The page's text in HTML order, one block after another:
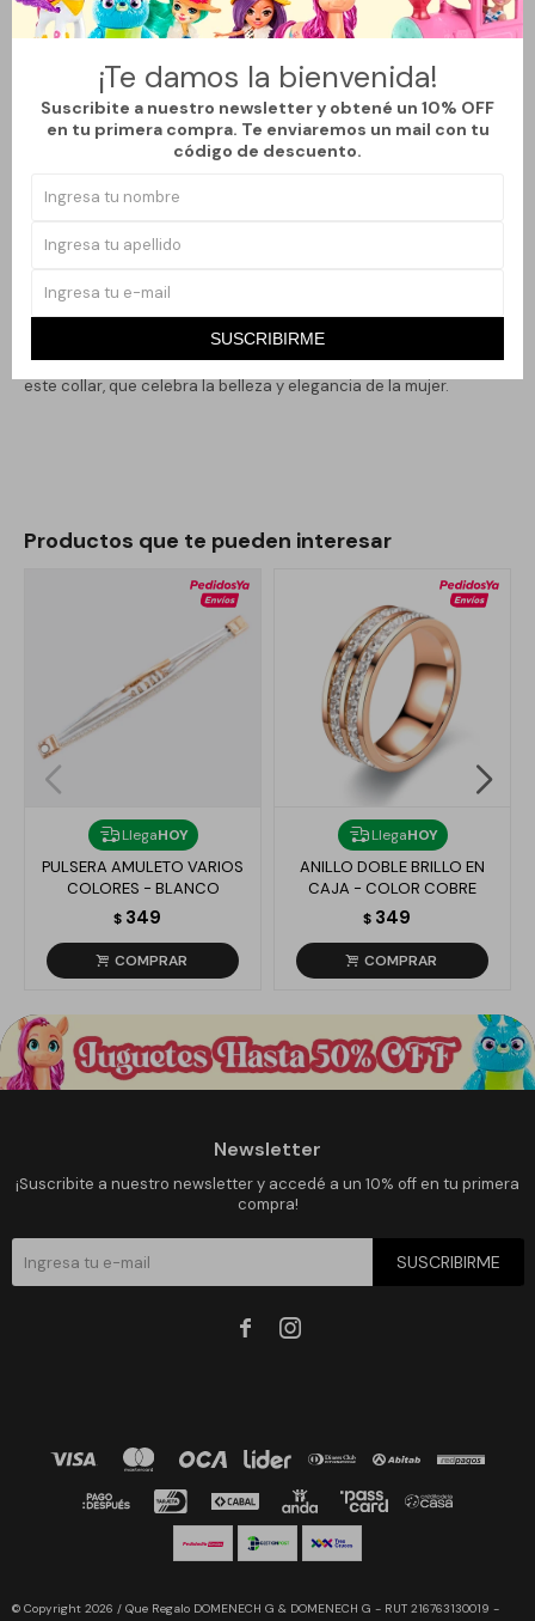
¡Te damos la bienvenida!
Suscribite a nuestro newsletter y obtené un 10% OFF
en tu primera compra. Te enviaremos un mail con tu
código de descuento.
SUSCRIBIRME
pavo real, adornado con piedras de varios colores que capturan
la luz con cada movimiento. Ideal para eventos formales o para
dar un toque distintivo a tu atuendo diario, este collar combina
con una variedad de estilos, asegurando que siempre luzcas
Las piedras generan un contraste llamativo que destaca tu
accesorio, sino una declaración de tu estilo personal. Perfecto
para llevar en ocasiones especiales o para regalar a alguien que
aprecia las joyas únicas y de gran diseño.
Deja una impresión duradera y transforma cualquier look con
este collar, que celebra la belleza y elegancia de la mujer.
Productos que te pueden interesar
LlegaHOY
PULSERA AMULETO VARIOS
COLORES - BLANCO
$ 349
LlegaHOY
ANILLO DOBLE BRILLO EN
CAJA - COLOR COBRE
$ 349
Newsletter
¡Suscribite a nuestro newsletter y accedé a un 10% off en tu primera
compra!
SUSCRIBIRME
 
© Copyright 2026 / Que Regalo DOMENECH G & DOMENECH G - RUT 216763130019 -